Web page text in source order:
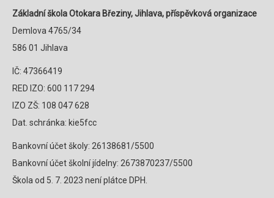
Základní škola Otokara Březiny, Jihlava, příspěvková organizace
Demlova 4765/34
586 01 Jihlava
IČ: 47366419
RED IZO: 600 117 294
IZO ZŠ: 108 047 628
Dat. schránka: kie5fcc
Bankovní účet školy: 26138681/5500
Bankovní účet školní jídelny: 2673870237/5500
Škola od 5. 7. 2023 není plátce DPH.